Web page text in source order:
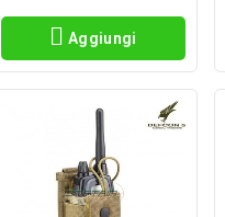
Aggiungi